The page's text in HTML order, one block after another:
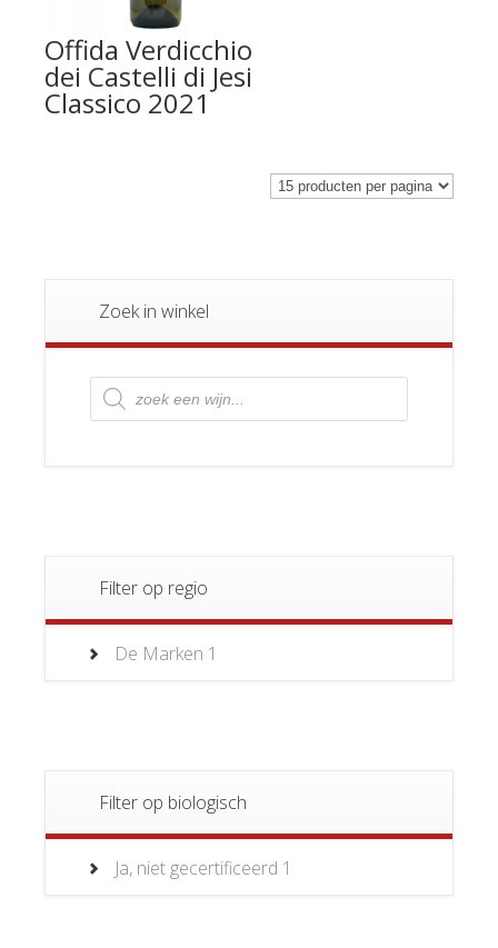
Offida Verdicchio
dei Castelli di Jesi
Classico 2021
Zoek in winkel
Producten
zoeken
Filter op regio
De Marken 1
Filter op biologisch
Ja, niet gecertificeerd 1